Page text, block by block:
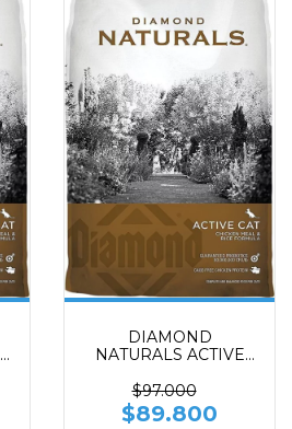
DIAMOND
NATURALS ACTIVE
$97.000
$89.800